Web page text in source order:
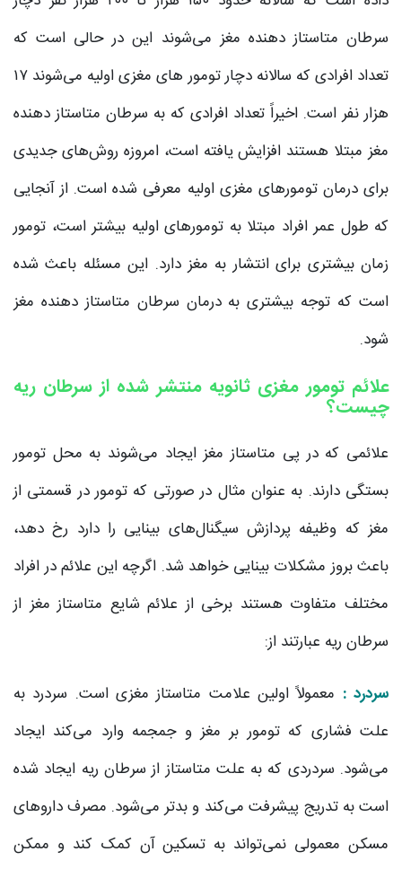
سرطان متاستاز دهنده مغز می‌‌شوند این در حالی است که
تعداد افرادی که سالانه دچار تومور های مغزی اولیه می‌شوند ۱۷
هزار نفر است. اخیراً تعداد افرادی که به سرطان متاستاز دهنده
مغز مبتلا هستند افزایش یافته است، امروزه روش‌های جدیدی
برای درمان تومورهای مغزی اولیه معرفی شده است. از آنجایی
که طول عمر افراد مبتلا به تومورهای اولیه بیشتر است، تومور
زمان بیشتری برای انتشار به مغز دارد. این مسئله باعث شده
است که توجه بیشتری به درمان سرطان متاستاز دهنده مغز
شود.
علائم تومور مغزی ثانویه منتشر شده از سرطان ریه
چیست؟
علائمی که در پی متاستاز مغز ایجاد می‌شوند به محل تومور
بستگی دارند. به عنوان مثال در صورتی که تومور در قسمتی از
مغز که وظیفه پردازش سیگنال‌های بینایی را دارد رخ دهد،
باعث بروز مشکلات بینایی خواهد شد. اگرچه این علائم در افراد
مختلف متفاوت هستند برخی از علائم شایع متاستاز مغز از
سرطان ریه عبارتند از:
سردرد : معمولاً اولین علامت متاستاز مغزی است. سردرد به
علت فشاری که تومور بر مغز و جمجمه وارد می‌کند ایجاد
می‌‌شود. سردردی که به علت متاستاز از سرطان ریه ایجاد شده
است به تدریج پیشرفت می‌‌کند و بدتر می‌‌شود. مصرف داروهای
مسکن معمولی نمی‌‌تواند به تسکین آن کمک کند و ممکن